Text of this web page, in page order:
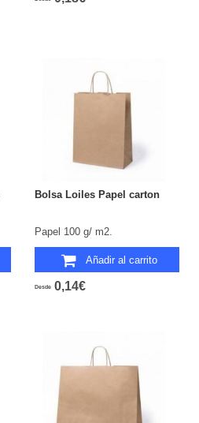
Bolsa Loiles Papel carton
Papel 100 g/ m2.
Añadir al carrito
Desde 0,14€